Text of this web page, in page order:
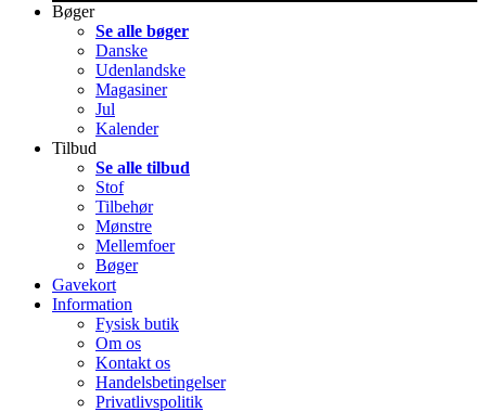
Bøger
Se alle bøger
Danske
Udenlandske
Magasiner
Jul
Kalender
Tilbud
Se alle tilbud
Stof
Tilbehør
Mønstre
Mellemfoer
Bøger
Gavekort
Information
Fysisk butik
Om os
Kontakt os
Handelsbetingelser
Privatlivspolitik